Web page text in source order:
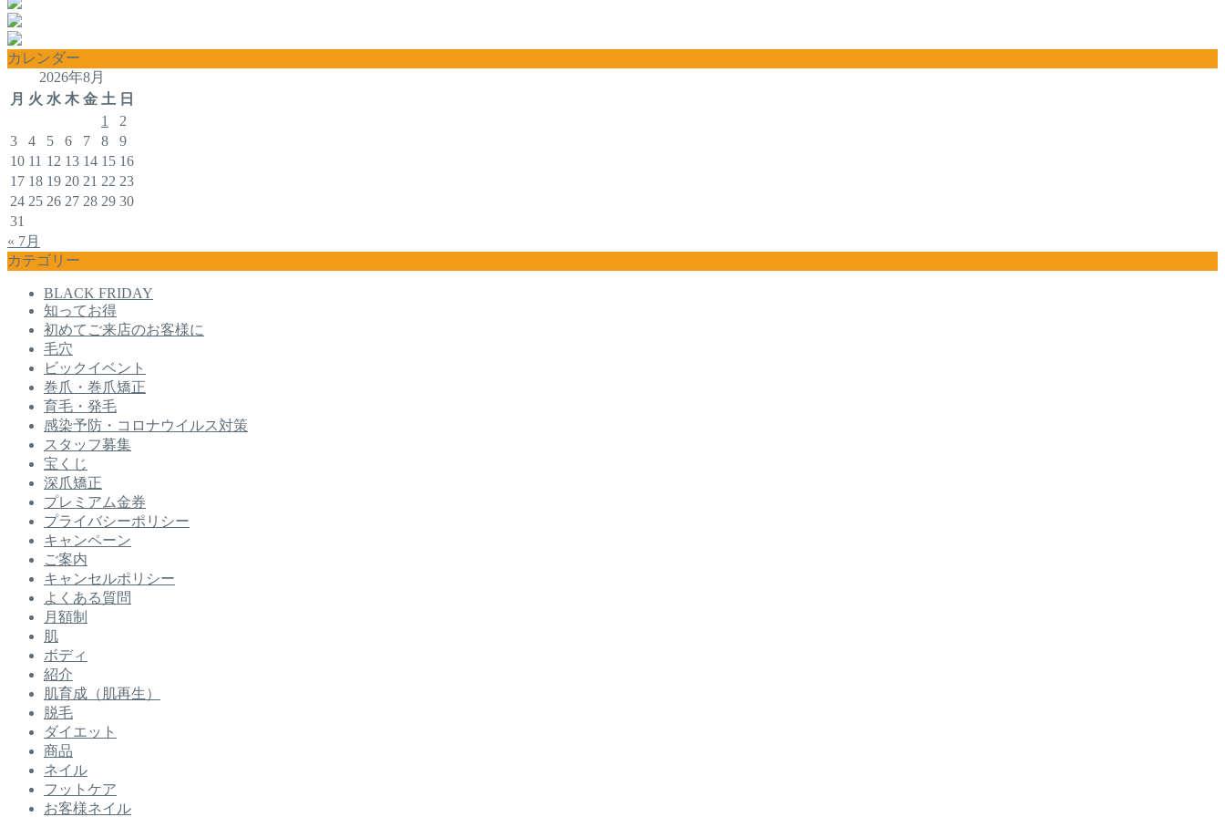
カレンダー
2026年8月
月 火 水 木 金 土 日
1
2
3
4 5 6 7 8
9
10 11 12 13 14 15 16
17 18 19 20 21 22 23
24 25 26 27 28 29 30
31
« 7月
カテゴリー
BLACK FRIDAY
知ってお得
初めてご来店のお客様に
毛穴
ビックイベント
巻爪・巻爪矯正
育毛・発毛
感染予防・コロナウイルス対策
スタッフ募集
宝くじ
深爪矯正
プレミアム金券
プライバシーポリシー
キャンペーン
ご案内
キャンセルポリシー
よくある質問
月額制
肌
ボディ
紹介
肌育成（肌再生）
脱毛
ダイエット
商品
ネイル
フットケア
お客様ネイル